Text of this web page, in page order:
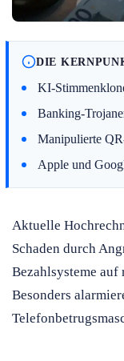
DIE
KI-
Banking-
Manipulierte
Apple und
Aktuelle
Schaden durch
Bezahlsysteme
Besonders